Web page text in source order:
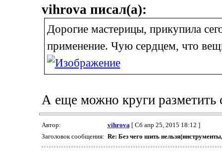
vihrova писал(а):
Дорогие мастерицы, прикупила
применение. Чую сердцем, что
А еще можно круги разметить
Автор: vihrova [ Сб апр 25, 2015 18:12 ]
Заголовок сообщения: Re: Без чего шить